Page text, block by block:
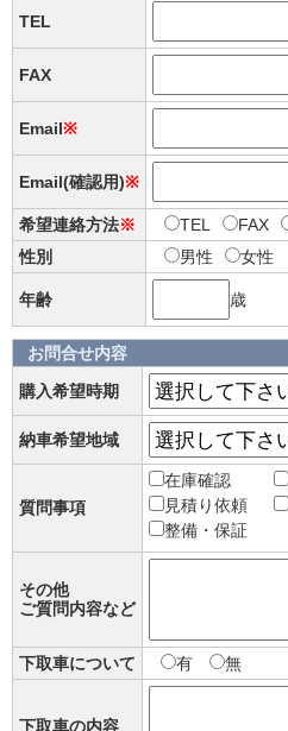
TEL
FAX
Email※
Email(確認用)※
希望連絡方法※ TEL FAX
性別
男性 女性
年齢 歳
お問合せ内容
購入希望時期
納車希望地域
質問事項
在庫確認
見積り依頼
整備・保証
その他
ご質問内容など
下取車について 有 無
下取車の内容